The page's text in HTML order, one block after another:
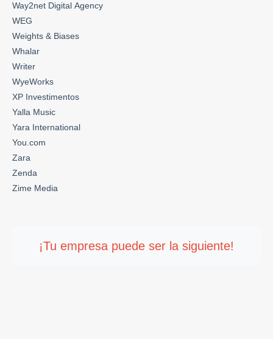
Way2net Digital Agency
WEG
Weights & Biases
Whalar
Writer
WyeWorks
XP Investimentos
Yalla Music
Yara International
You.com
Zara
Zenda
Zime Media
¡Tu empresa puede ser la siguiente!